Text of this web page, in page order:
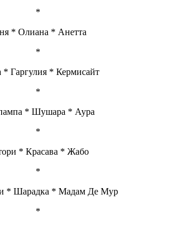
*
* Олиана * Анетта
*
* Гаргулия * Кермисайт
*
* Шушара * Аура
*
* Красава * Жабо
*
* Шарадка * Мадам Де Мур
*